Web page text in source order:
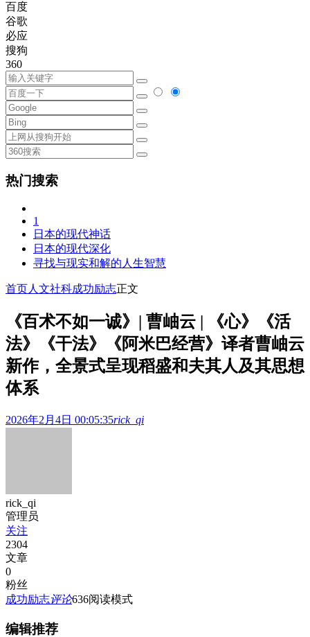
百度
谷歌
必应
搜狗
360
热门搜索
1
日本的现代神话
日本的现代深化
寻找与现实和解的人生智慧
首页人文社科成功励志正文
《百术不如一诚》| 曹岫云 | 《心》《活
法》《干法》《阿米巴经营》译者曹岫云
新作，全景式呈现稻盛和夫其人及其思想
体系
2026年2月4日 00:05:35rick_qi
rick_qi
管理员
关注
2304
文章
0
粉丝
成功励志评论636阅读模式
编辑推荐